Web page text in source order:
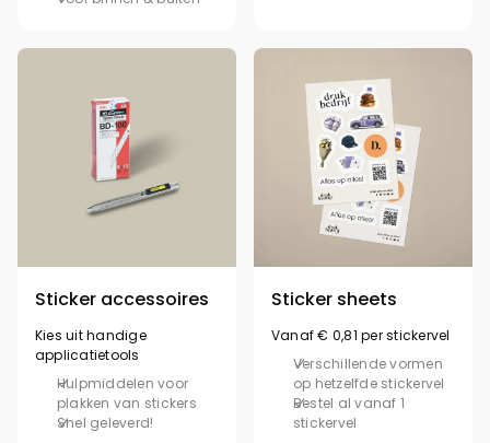
Sticker accessoires
Kies uit handige
applicatietools
Hulpmiddelen voor
plakken van stickers
Snel geleverd!
Sticker sheets
Vanaf € 0,81 per stickervel
Verschillende vormen
op hetzelfde stickervel
Bestel al vanaf 1
stickervel